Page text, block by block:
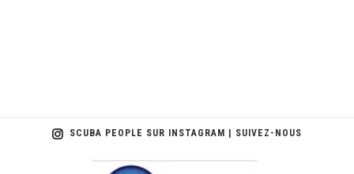
SCUBA PEOPLE SUR INSTAGRAM | SUIVEZ-NOUS